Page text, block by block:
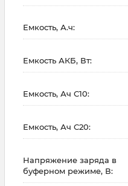
Емкость, А.ч:
Емкость АКБ, Вт:
Емкость, Ач С10:
Емкость, Ач С20:
Напряжение заряда в
буферном режиме, В: